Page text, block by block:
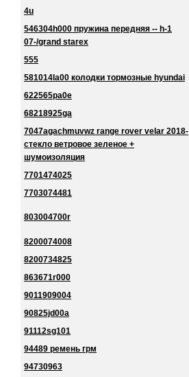
4u
546304h000 пружина передняя -- h-1
07-/grand starex
555
581014la00 колодки тормозные hyundai
622565pa0e
68218925ga
7047agachmuvwz range rover velar 2018-
стекло ветровое зеленое +
шумоизоляция
7701474025
7703074481
803004700r
8200074008
8200734825
863671r000
9011909004
90825jd00a
91112sg101
94489 ремень грм
94730963